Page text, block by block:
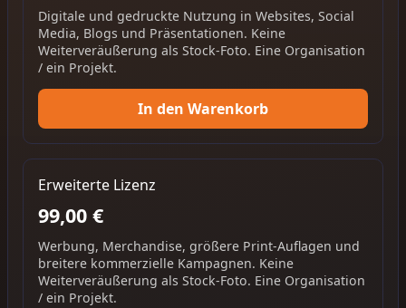
Digitale und gedruckte Nutzung in Websites, Social
Media, Blogs und Präsentationen. Keine
Weiterveräußerung als Stock-Foto. Eine Organisation
/ ein Projekt.
In den Warenkorb
Erweiterte Lizenz
99,00 €
Werbung, Merchandise, größere Print-Auflagen und
breitere kommerzielle Kampagnen. Keine
Weiterveräußerung als Stock-Foto. Eine Organisation
/ ein Projekt.